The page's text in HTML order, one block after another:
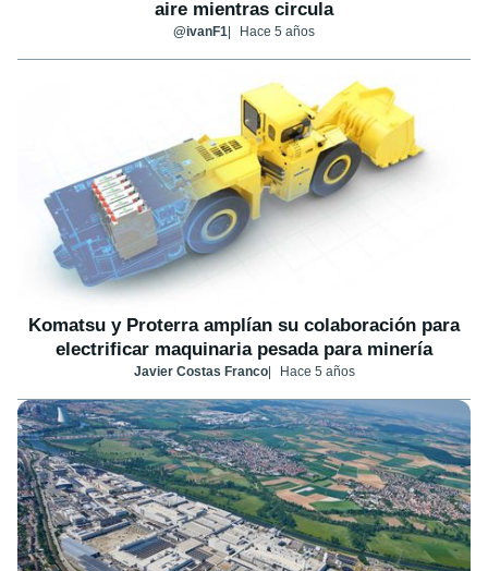
aire mientras circula
@ivanF1 Hace 5 años
Komatsu y Proterra amplían su colaboración para
electrificar maquinaria pesada para minería
Javier Costas Franco Hace 5 años